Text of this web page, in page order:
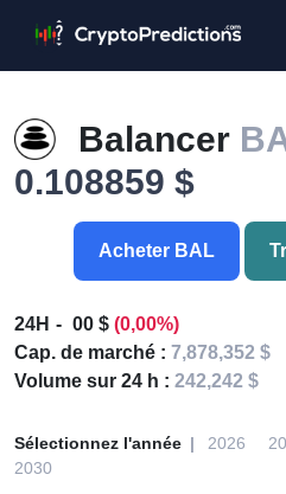
Balancer
0.108859 $
Acheter BAL
24H 00 $ (0,00%)
Cap. de marché : 7,878,352 $
Volume sur 24 h : 242,242 $
Sélectionnez l'année 2026
2030